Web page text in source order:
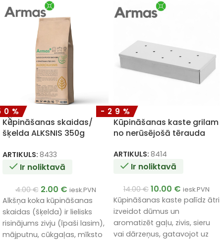
Kūpināšanas skaidas/
šķelda ALKSNIS 350g
ARTIKULS: 8433
Ir noliktavā
4.00€ 2.00 € iesk.PVN
Alkšņa koka kūpināšanas
skaidas (šķelda) ir lielisks
risinājums zivju (īpaši lasim),
mājputnu, cūkgaļas, mīksto
-29%
Kūpināšanas kaste grilam
no nerūsējošā tērauda
ARTIKULS: 8414
Ir noliktavā
14.00€ 10.00 € iesk.PVN
Kūpināšanas kaste palīdz ātri
izveidot dūmus un
aromatizēt gaļu, zivis, sieru
vai dārzeņus, gatavojot uz